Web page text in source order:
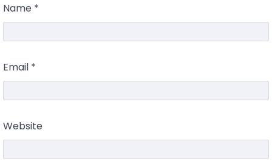
Name *
Email *
Website